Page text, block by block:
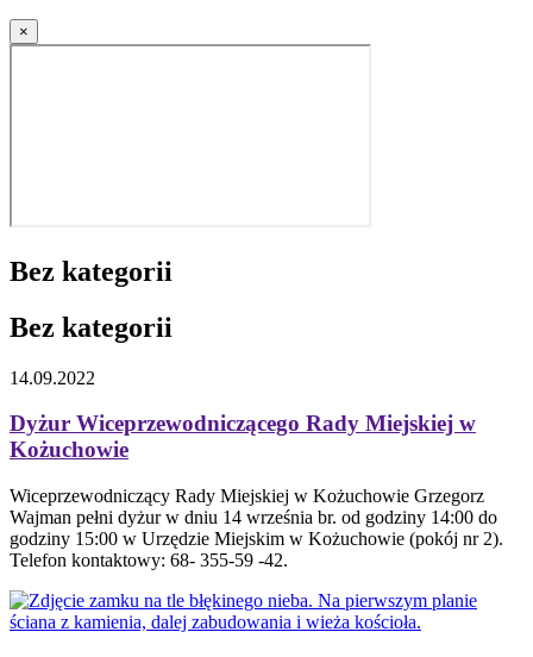
×
Bez kategorii
Bez kategorii
14.09.2022
Dyżur Wiceprzewodniczącego Rady Miejskiej w
Kożuchowie
Wiceprzewodniczący Rady Miejskiej w Kożuchowie Grzegorz
Wajman pełni dyżur w dniu 14 września br. od godziny 14:00 do
godziny 15:00 w Urzędzie Miejskim w Kożuchowie (pokój nr 2).
Telefon kontaktowy: 68- 355-59 -42.